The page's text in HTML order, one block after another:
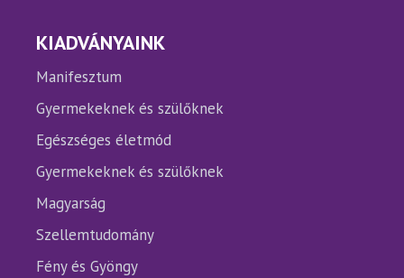
KIADVÁNYAINK
Manifesztum
Gyermekeknek és szülőknek
Egészséges életmód
Gyermekeknek és szülőknek
Magyarság
Szellemtudomány
Fény és Gyöngy